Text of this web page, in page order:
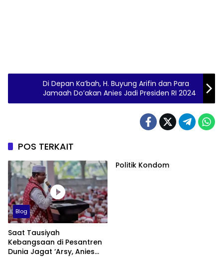
Di Depan Ka’bah, H. Buyung Arifin dan Para
Jamaah Do’akan Anies Jadi Presiden RI 2024
POS TERKAIT
Blog
Saat Tausiyah
Kebangsaan di Pesantren
Dunia Jagat ‘Arsy, Anies
Politik Kondom